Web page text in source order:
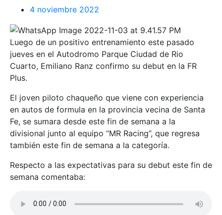
4 noviembre 2022
Luego de un positivo entrenamiento este pasado
jueves en el Autodromo Parque Ciudad de Rio
Cuarto, Emiliano Ranz confirmo su debut en la FR
Plus.
El joven piloto chaqueño que viene con experiencia
en autos de formula en la provincia vecina de Santa
Fe, se sumara desde este fin de semana a la
divisional junto al equipo “MR Racing”, que regresa
también este fin de semana a la categoría.
Respecto a las expectativas para su debut este fin de
semana comentaba: